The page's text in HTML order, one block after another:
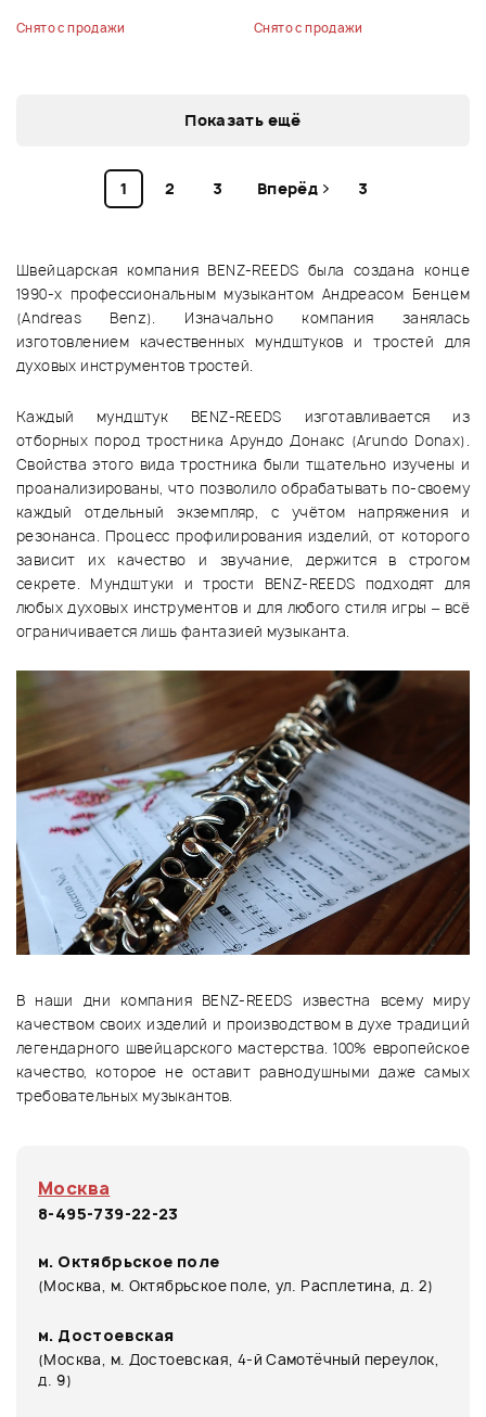
Снято с продажи Снято с продажи
Показать ещё
1 2 3 Вперёд 3
Швейцарская компания BENZ-REEDS была создана конце
1990-х профессиональным музыкантом Андреасом Бенцем
(Andreas Benz). Изначально компания занялась
изготовлением качественных мундштуков и тростей для
духовых инструментов тростей.
Каждый мундштук BENZ-REEDS изготавливается из
отборных пород тростника Арундо Донакс (Arundo Donax).
Свойства этого вида тростника были тщательно изучены и
проанализированы, что позволило обрабатывать по-своему
каждый отдельный экземпляр, с учётом напряжения и
резонанса. Процесс профилирования изделий, от которого
зависит их качество и звучание, держится в строгом
секрете. Мундштуки и трости BENZ-REEDS подходят для
любых духовых инструментов и для любого стиля игры – всё
ограничивается лишь фантазией музыканта.
В наши дни компания BENZ-REEDS известна всему миру
качеством своих изделий и производством в духе традиций
легендарного швейцарского мастерства. 100% европейское
качество, которое не оставит равнодушными даже самых
требовательных музыкантов.
Москва
8-495-739-22-23
м. Октябрьское поле
(Москва, м. Октябрьское поле, ул. Расплетина, д. 2)
м. Достоевская
(Москва, м. Достоевская, 4-й Самотёчный переулок,
д. 9)